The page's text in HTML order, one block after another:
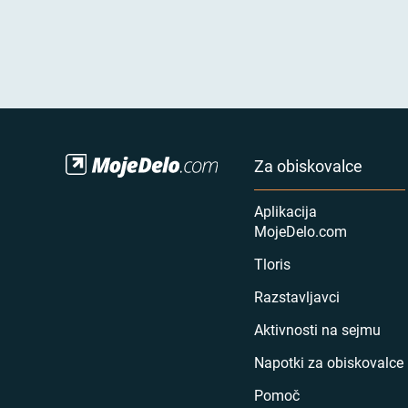
Za obiskovalce
Aplikacija
MojeDelo.com
Tloris
Razstavljavci
Aktivnosti na sejmu
Napotki za obiskovalce
Pomoč